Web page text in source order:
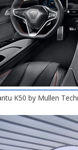
K50 by Mullen